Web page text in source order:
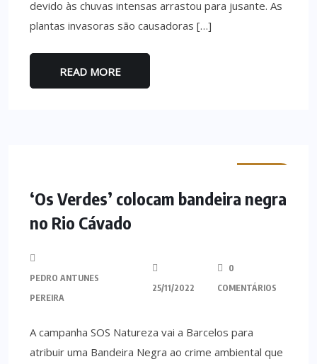
devido às chuvas intensas arrastou para jusante. As
plantas invasoras são causadoras […]
READ MORE
‘Os Verdes’ colocam bandeira negra
no Rio Cávado
PEDRO ANTUNES
PEREIRA
25/11/2022
0
COMENTÁRIOS
A campanha SOS Natureza vai a Barcelos para
atribuir uma Bandeira Negra ao crime ambiental que